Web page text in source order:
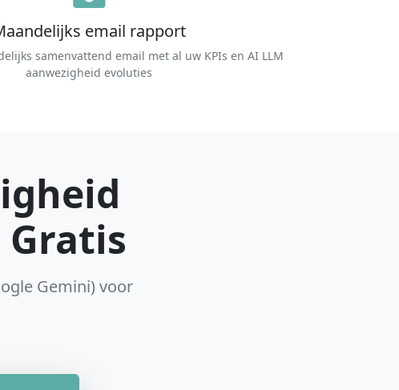
email rapport
samenvattend email met al uw KPIs en AI LLM
aanwezigheid evoluties
Gratis
Gemini) voor